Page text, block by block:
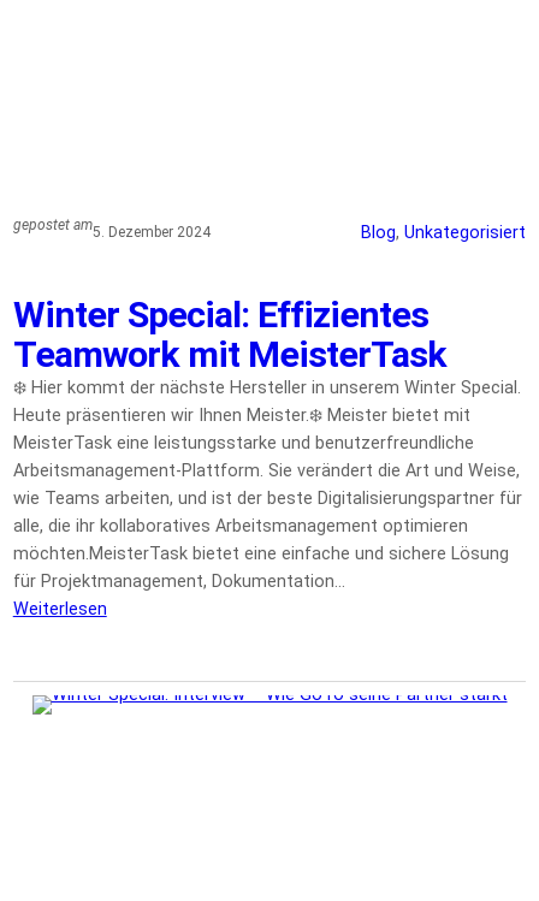
gepostet am5. Dezember 2024 Blog, Unkategorisiert
Winter Special: Effizientes
Teamwork mit MeisterTask
❄️ Hier kommt der nächste Hersteller in unserem Winter Special.
Heute präsentieren wir Ihnen Meister.❄️ Meister bietet mit
MeisterTask eine leistungsstarke und benutzerfreundliche
Arbeitsmanagement-Plattform. Sie verändert die Art und Weise,
wie Teams arbeiten, und ist der beste Digitalisierungspartner für
alle, die ihr kollaboratives Arbeitsmanagement optimieren
möchten.MeisterTask bietet eine einfache und sichere Lösung
für Projektmanagement, Dokumentation…
Weiterlesen